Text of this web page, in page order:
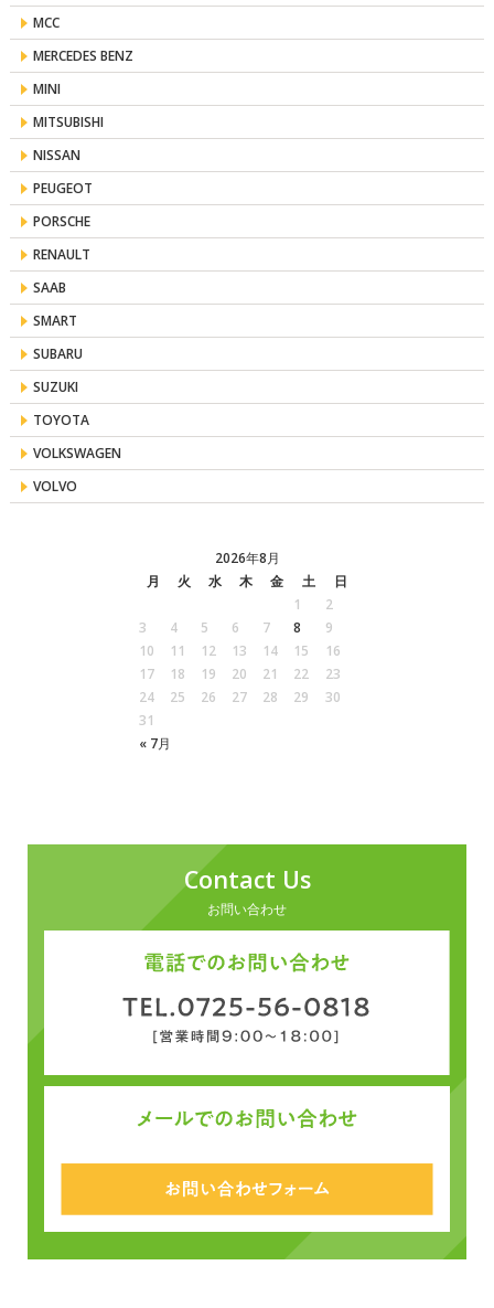
MCC
MERCEDES BENZ
MINI
MITSUBISHI
NISSAN
PEUGEOT
PORSCHE
RENAULT
SAAB
SMART
SUBARU
SUZUKI
TOYOTA
VOLKSWAGEN
VOLVO
2026年8月
月
火 水 木 金 土 日
« 7月
1
2
3
4 5 6 7 8
9
10
11 12 13 14 15
16
17
18 19 20 21 22
23
24
25 26 27 28 29
30
31
Contact Us
お問い合わせ